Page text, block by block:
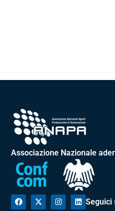
Associazione Nazionale
Seguici